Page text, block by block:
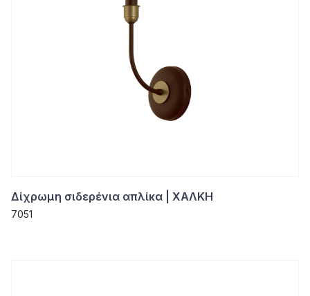
Δίχρωμη σιδερένια απλίκα | ΧΑΛΚΗ
7051